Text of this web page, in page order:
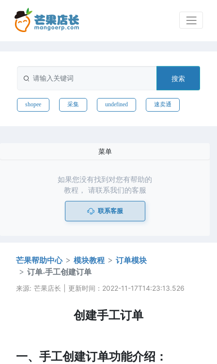
搜索
shopee 采集 undefined 速卖通
菜单
如果您没有找到对您有帮助的
教程， 请联系我们的客服
联系客服
芒果帮助中心 模块教程
订单模块
订单-手工创建订单
来源: 芒果店长 | 更新时间：2022-11-17T14:23:13.526
创建手工订单
一、手工创建订单功能介绍：